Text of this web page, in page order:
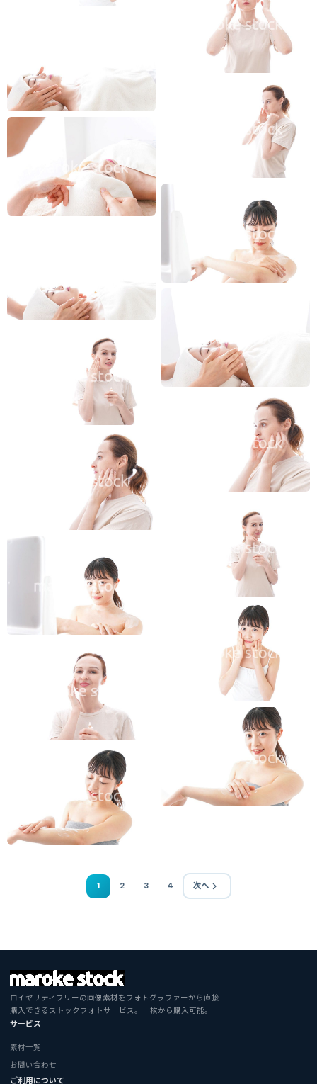
1 2 3 4 次へ
ロイヤリティフリーの画像素材をフォトグラファーから直接
購入できるストックフォトサービス。一枚から購入可能。
サービス
素材一覧
お問い合わせ
ご利用について